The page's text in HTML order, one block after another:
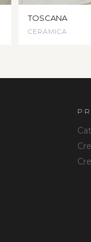
TOSCANA
CERAMICA